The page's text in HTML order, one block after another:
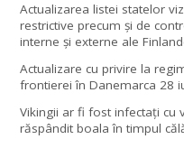
Actualizarea listei statelor
restrictive precum și de
interne și externe ale
Actualizare cu privire la
frontierei în Danemarca 28
Vikingii ar fi fost infectaţi cu
răspândit boala în timpul